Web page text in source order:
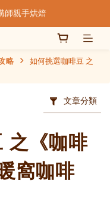
啡★★
師親手烘焙
啡★★
略
如何挑選咖啡豆 之
文章分類
之《咖啡
窩咖啡